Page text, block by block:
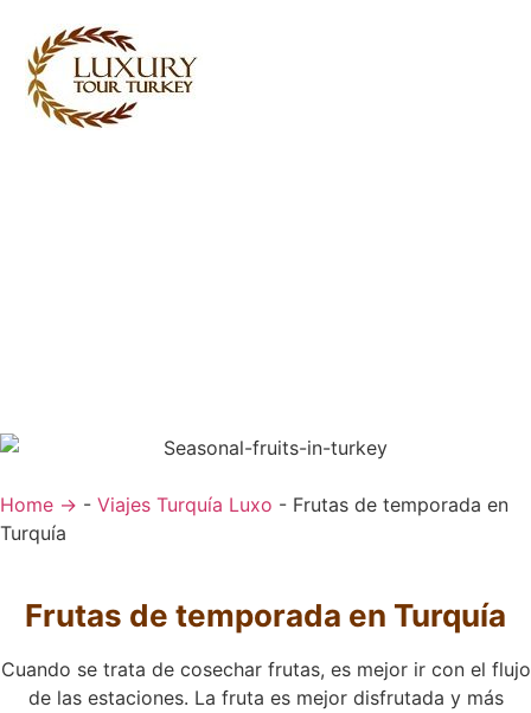
Home → - Viajes Turquía Luxo - Frutas de temporada en
Turquía
Frutas de temporada en Turquía
Cuando se trata de cosechar frutas, es mejor ir con el flujo
de las estaciones. La fruta es mejor disfrutada y más